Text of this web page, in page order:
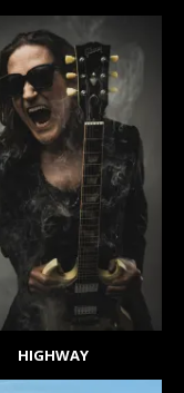
HIGHWAY